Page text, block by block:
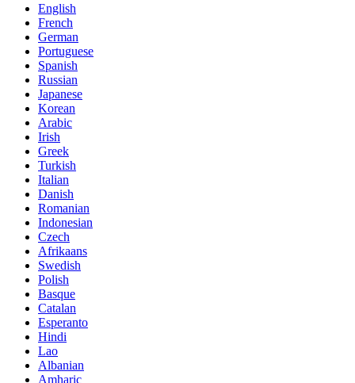
English
French
German
Portuguese
Spanish
Russian
Japanese
Korean
Arabic
Irish
Greek
Turkish
Italian
Danish
Romanian
Indonesian
Czech
Afrikaans
Swedish
Polish
Basque
Catalan
Esperanto
Hindi
Lao
Albanian
Amharic